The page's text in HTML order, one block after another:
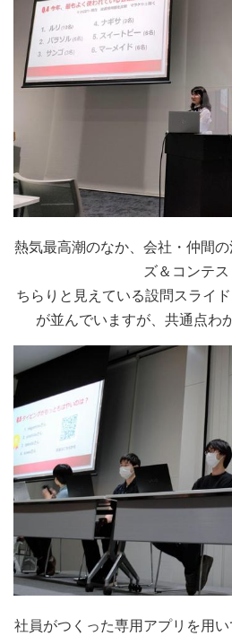
熱気最高潮のなか、会社・仲間
ズ＆コンテス
ちらりと見えている設問スライ
が並んでいますが、共通点わ
社員がつくった専用アプリを用